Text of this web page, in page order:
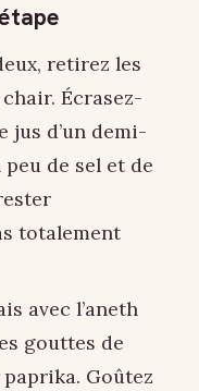
retirez les
Écrasez-
jus d’un demi-
peu de sel et de
totalement
avec l’aneth
gouttes de
Goûtez